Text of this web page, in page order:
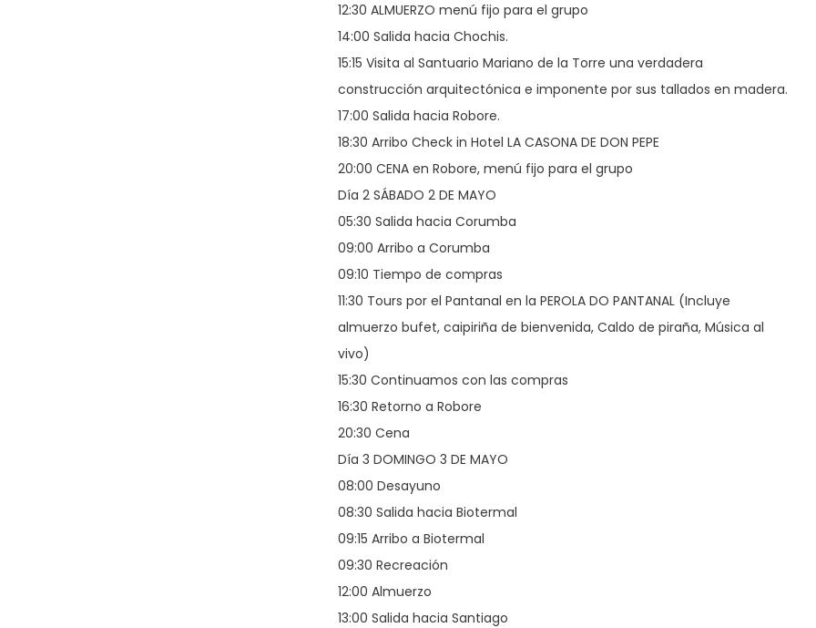
12:30 ALMUERZO menú fijo para el grupo
14:00 Salida hacia Chochis.
15:15 Visita al Santuario Mariano de la Torre una verdadera
construcción arquitectónica e imponente por sus tallados en madera.
17:00 Salida hacia Robore.
18:30 Arribo Check in Hotel LA CASONA DE DON PEPE
20:00 CENA en Robore, menú fijo para el grupo
Día 2 SÁBADO 2 DE MAYO
05:30 Salida hacia Corumba
09:00 Arribo a Corumba
09:10 Tiempo de compras
11:30 Tours por el Pantanal en la PEROLA DO PANTANAL (Incluye
almuerzo bufet, caipiriña de bienvenida, Caldo de piraña, Música al
vivo)
15:30 Continuamos con las compras
16:30 Retorno a Robore
20:30 Cena
Día 3 DOMINGO 3 DE MAYO
08:00 Desayuno
08:30 Salida hacia Biotermal
09:15 Arribo a Biotermal
09:30 Recreación
12:00 Almuerzo
13:00 Salida hacia Santiago